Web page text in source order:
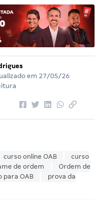
em 27/05/26
curso online OAB
curso
de ordem
Ordem de
para OAB
prova da